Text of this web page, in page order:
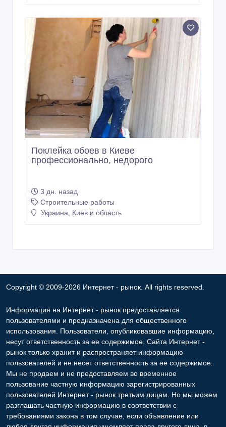
Поклейка обоев в Киеве
профессионально, недорого
3 дн. назад
Строительные работы
Украина, Киев и область
Copyright © 2009-2026 Интернет - рынок. All rights reserved.
Информация на Интернет - рынок предоставляется
пользователями и предназначена для общественного
использования. Пользователи, опубликовавшие информацию,
несут ответственность за ее содержимое. Сайта Интернет -
рынок только хранит и распространяет информацию
пользователей и не несет ответственность за ее содержимое.
Мы не продаем и не предоставляем во временное
пользование частную информацию зарегистрированных
пользователей Интернет - рынок третьим лицам. Но мы можем
разглашать частную информацию в соответствии с
требованиями закона в том случае, если объявление или